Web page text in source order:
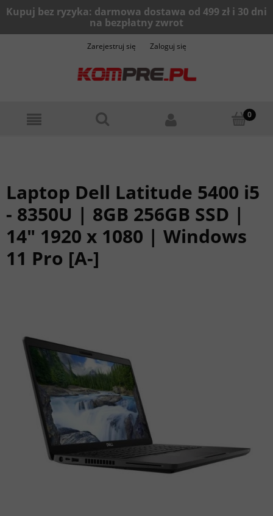
Zarejestruj się Zaloguj się
Laptop Dell Latitude 5400 i5
- 8350U | 8GB 256GB SSD |
14" 1920 x 1080 | Windows
11 Pro [A-]